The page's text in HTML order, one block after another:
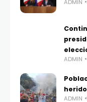
ADMIN
ADMIN
ADMIN